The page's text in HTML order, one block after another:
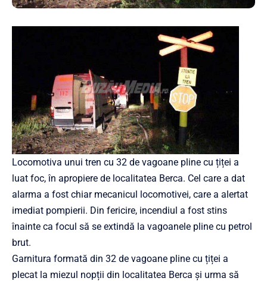
Locomotiva unui tren cu 32 de vagoane pline cu țiței a
luat foc, în apropiere de localitatea Berca. Cel care a dat
alarma a fost chiar mecanicul locomotivei, care a alertat
imediat pompierii. Din fericire, incendiul a fost stins
înainte ca focul să se extindă la vagoanele pline cu petrol
brut.
Garnitura formată din 32 de vagoane pline cu țiței a
plecat la miezul nopții din localitatea Berca și urma să